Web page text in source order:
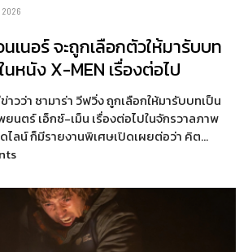
2026
เนอร์ จะถูกเลือกตัวให้มารับบท
หนัง X-MEN เรื่องต่อไป
วว่า ซามาร่า วีฟวิ่ง ถูกเลือกให้มารับบทเป็น
นตร์ เอ็กซ์-เม็น เรื่องต่อไปในจักรวาลภาพ
ไลน์ ก็มีรายงานพิเศษเปิดเผยต่อว่า คิต…